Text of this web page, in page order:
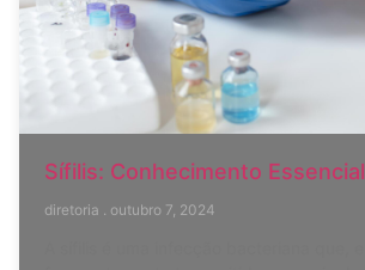
Sífilis: Conhecimento Essencial
diretoria outubro 7, 2024